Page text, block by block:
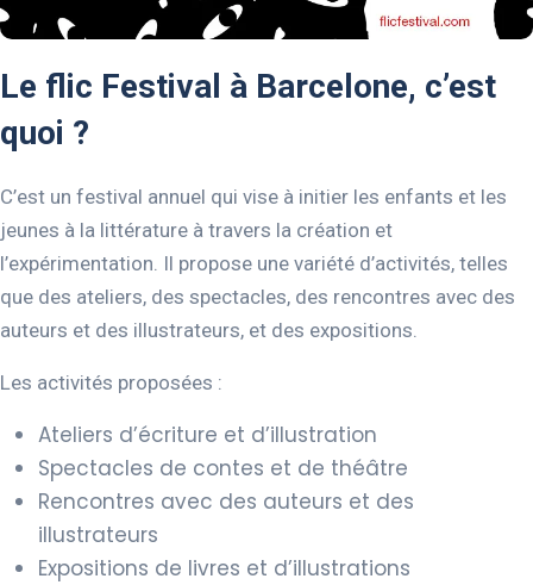
Le flic Festival à Barcelone, c’est
quoi ?
C’est un festival annuel qui vise à initier les enfants et les
jeunes à la littérature à travers la création et
l’expérimentation. Il propose une variété d’activités, telles
que des ateliers, des spectacles, des rencontres avec des
auteurs et des illustrateurs, et des expositions.
Les activités proposées :
Ateliers d’écriture et d’illustration
Spectacles de contes et de théâtre
Rencontres avec des auteurs et des
illustrateurs
Expositions de livres et d’illustrations